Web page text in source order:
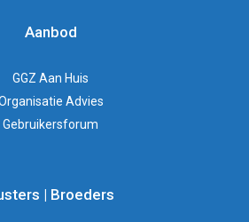
Aanbod
GGZ Aan Huis
Advies
Gebruikersforum
| Broeders